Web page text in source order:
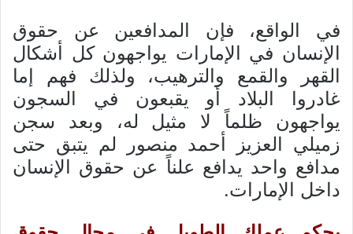
في الواقع، فإن المدافعين عن حقوق
الإنسان في الإمارات يواجهون كل أشكال
القهر والقمع والترهيب، ولذلك فهم إما
غادروا البلاد أو يقبعون في السجون
يواجهون ظلماً لا مثيل له، وبعد سجن
زميلي العزيز أحمد منصور لم يتبق حتى
مدافع واحد يدافع علناً عن حقوق الإنسان
داخل الإمارات.